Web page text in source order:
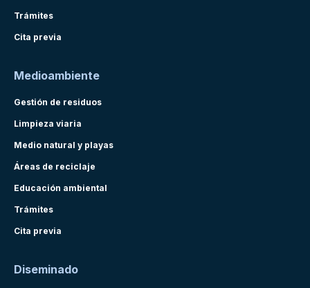
Trámites
Cita previa
Medioambiente
Gestión de residuos
Limpieza viaria
Medio natural y playas
Áreas de reciclaje
Educación ambiental
Trámites
Cita previa
Diseminado